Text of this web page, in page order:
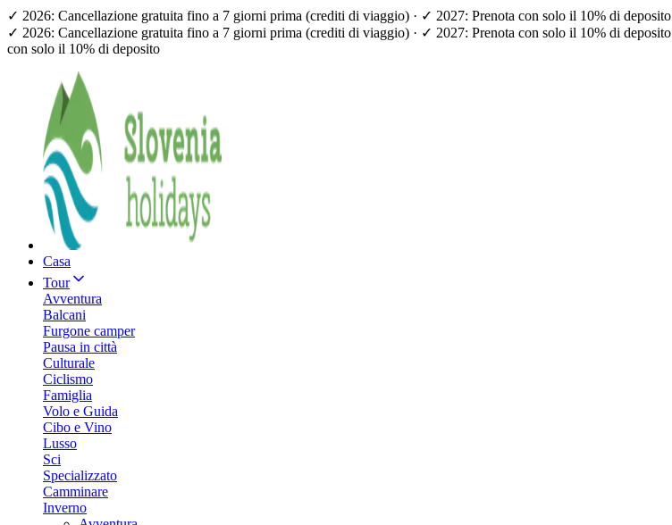
✓ 2026: Cancellazione gratuita fino a 7 giorni prima (crediti di viaggio) · ✓ 2027: Prenota con solo il 10% di deposito
✓ 2026: Cancellazione gratuita fino a 7 giorni prima (crediti di viaggio) · ✓ 2027: Prenota con solo il 10% di deposito
con solo il 10% di deposito
Casa
Tour
Avventura
Balcani
Furgone camper
Pausa in città
Culturale
Ciclismo
Famiglia
Volo e Guida
Cibo e Vino
Lusso
Sci
Specializzato
Camminare
Inverno